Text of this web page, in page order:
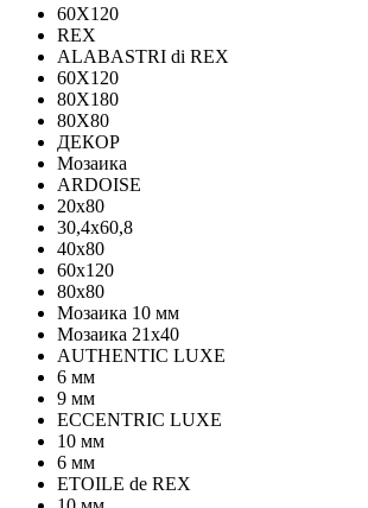
60X120
REX
ALABASTRI di REX
60X120
80X180
80X80
ДЕКОР
Мозаика
ARDOISE
20х80
30,4х60,8
40х80
60х120
80х80
Мозаика 10 мм
Мозаика 21х40
AUTHENTIC LUXE
6 мм
9 мм
ECCENTRIC LUXE
10 мм
6 мм
ETOILE de REX